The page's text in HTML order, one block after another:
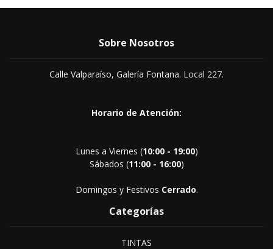
Sobre Nosotros
Calle Valparaíso, Galería Fontana. Local 227.
Horario de Atención:
Lunes a Viernes (10:00 - 19:00)
Sábados (11:00 - 16:00)
Domingos y Festivos Cerrado.
Categorías
TINTAS